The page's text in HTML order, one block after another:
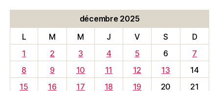
décembre 2025
L
M M J V S
D
1
2 3 4 5 6
7
8
9 10 11 12 13
14
15
16 17 18 19 20
21